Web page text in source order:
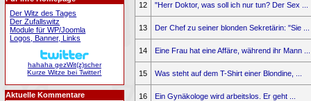
12 "Herr Doktor, was soll ich nur tun? Der Sex ...
13 Der Chef zu seiner blonden Sekretärin: "Sie ...
14 Eine Frau hat eine Affäre, während ihr Mann ...
15 Was steht auf dem T-Shirt einer Blondine, ...
16 Ein Gynäkologe wird arbeitslos. Er geht ...
Der Witz des Tages
Der Zufallswitz
Module für WP/Joomla
Logos, Banner, Links
hahaha gezWit(z)scher
Kurze Witze bei Twitter!
Aktuelle Kommentare